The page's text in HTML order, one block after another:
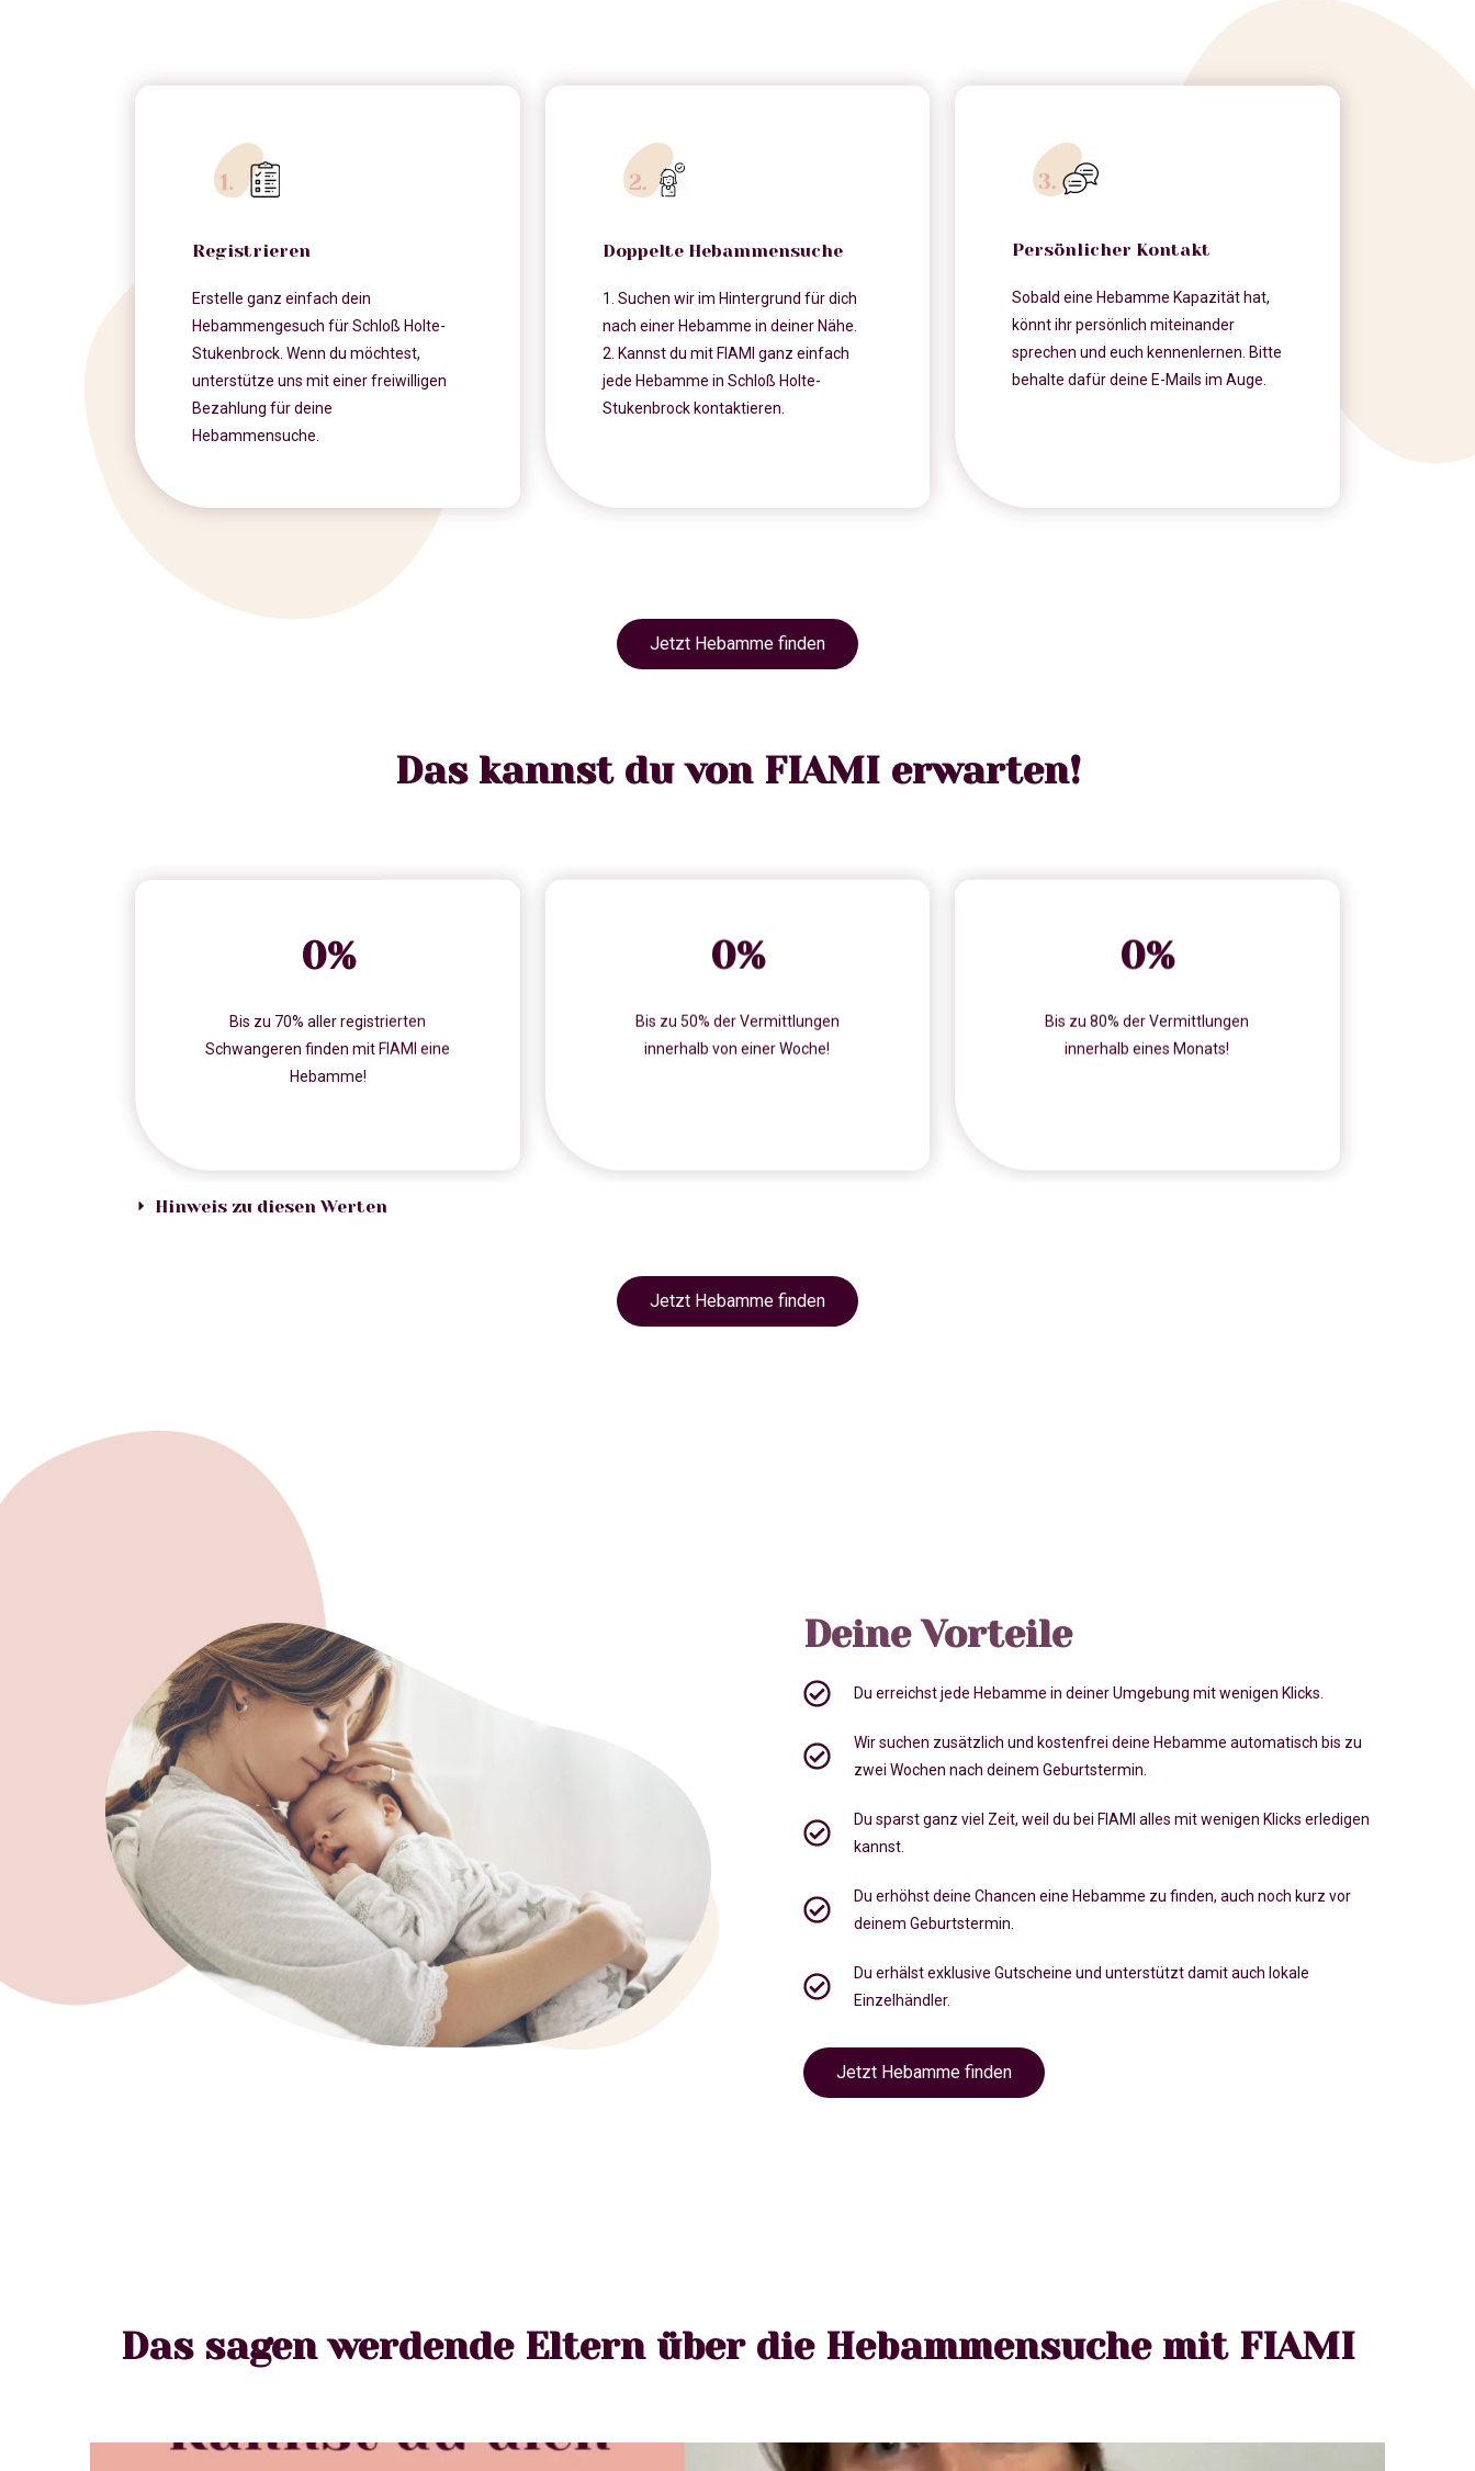
Registrieren
Erstelle ganz einfach dein
Hebammengesuch für Schloß Holte-
Stukenbrock. Wenn du möchtest,
unterstütze uns mit einer freiwilligen
Bezahlung für deine
Hebammensuche.
Doppelte Hebammensuche
1. Suchen wir im Hintergrund für dich
nach einer Hebamme in deiner Nähe.
2. Kannst du mit FIAMI ganz einfach
jede Hebamme in Schloß Holte-
Stukenbrock kontaktieren.
Persönlicher Kontakt
Sobald eine Hebamme Kapazität hat,
könnt ihr persönlich miteinander
sprechen und euch kennenlernen. Bitte
behalte dafür deine E-Mails im Auge.
Jetzt Hebamme finden
Das kannst du von FIAMI erwarten!
0%
Bis zu 70% aller registrierten
Schwangeren finden mit FIAMI eine
Hebamme!
0%
Bis zu 50% der Vermittlungen
innerhalb von einer Woche!
0%
Bis zu 80% der Vermittlungen
innerhalb eines Monats!
Hinweis zu diesen Werten
Jetzt Hebamme finden
Deine Vorteile
Du erreichst jede Hebamme in deiner Umgebung mit wenigen Klicks.
Wir suchen zusätzlich und kostenfrei deine Hebamme automatisch bis zu
zwei Wochen nach deinem Geburtstermin.
Du sparst ganz viel Zeit, weil du bei FIAMI alles mit wenigen Klicks erledigen
kannst.
Du erhöhst deine Chancen eine Hebamme zu finden, auch noch kurz vor
deinem Geburtstermin
Du erhälst exklusive Gutscheine und unterstützt damit auch lokale
Einzelhändler.
Jetzt Hebamme finden
Das sagen werdende Eltern über die Hebammensuche mit FIAMI